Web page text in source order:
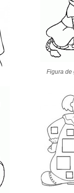
Figura de